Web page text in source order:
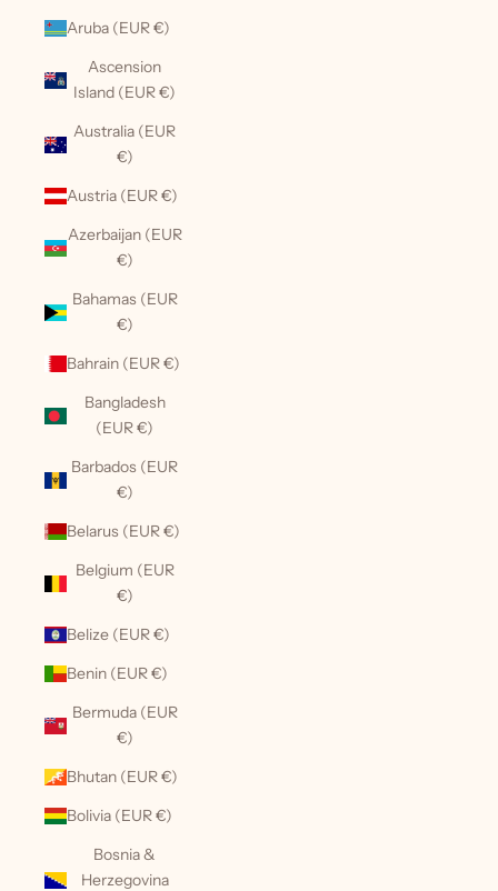
Aruba (EUR €)
Ascension
Island (EUR €)
Australia (EUR
€)
Austria (EUR €)
Azerbaijan (EUR
€)
Bahamas (EUR
€)
Bahrain (EUR €)
Bangladesh
(EUR €)
Barbados (EUR
€)
Belarus (EUR €)
Belgium (EUR
€)
Belize (EUR €)
Benin (EUR €)
Bermuda (EUR
€)
Bhutan (EUR €)
Bolivia (EUR €)
Bosnia &
Herzegovina